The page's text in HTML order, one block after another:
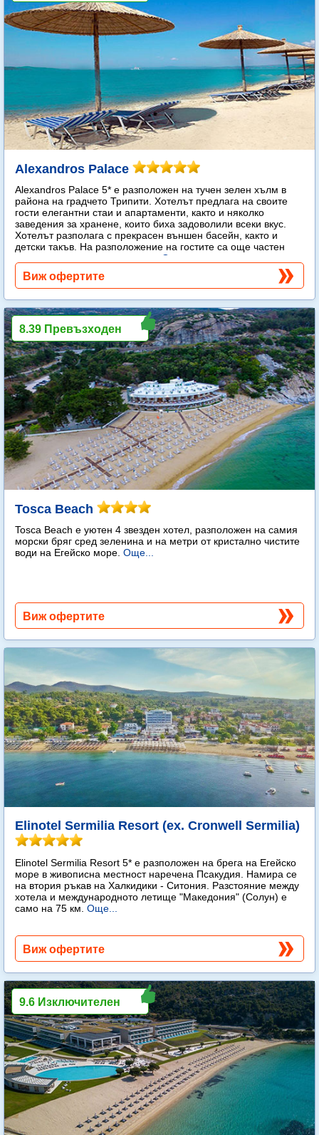
Alexandros Palace
Alexandros Palace 5* e разположен на тучен зелен хълм в
района на градчето Трипити. Хотелът предлага на своите
гости елегантни стаи и апартаменти, както и няколко
заведения за хранене, които биха задоволили всеки вкус.
Хотелът разполага с прекрасен външен басейн, както и
детски такъв. На разположение на гостите са още частен
Още...
Виж офертите
Tosca Beach
Tosca Beach е уютен 4 звезден хотел, разположен на самия
морски бряг сред зеленина и на метри от кристално чистите
води на Егейско море. Още...
8.39 Превъзходен
Виж офертите
Elinotel Sermilia Resort (ex. Cronwell Sermilia)
Elinotel Sermilia Resort 5* е разположен на брега на Егейско
море в живописна местност наречена Псакудия. Намира се
на втория ръкав на Халкидики - Ситония. Разстояние между
хотела и международното летище "Македония" (Солун) е
само на 75 км. Още...
Виж офертите
9.6 Изключителен